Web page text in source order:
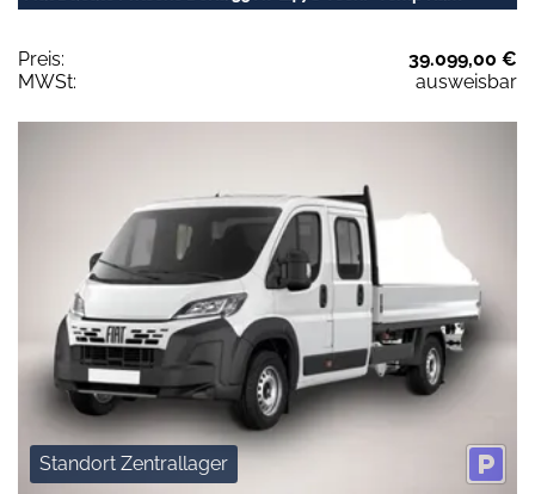
Preis:
39.099,00 €
MWSt:
ausweisbar
Standort Zentrallager